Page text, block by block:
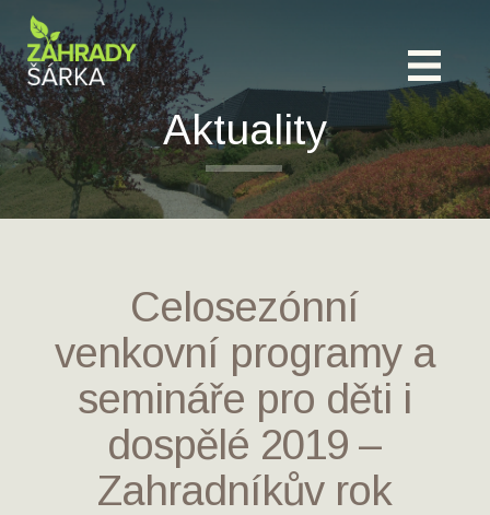
Aktuality
Celosezónní
venkovní programy a
semináře pro děti i
dospělé 2019 –
Zahradníkův rok